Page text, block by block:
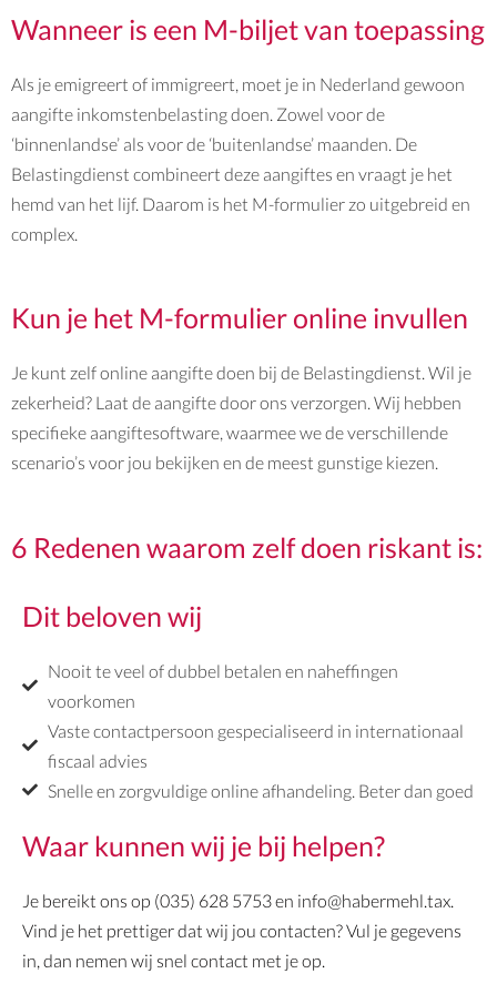
Wanneer is een M-biljet van toepassing
Als je emigreert of immigreert, moet je in Nederland gewoon
aangifte inkomstenbelasting doen. Zowel voor de
‘binnenlandse’ als voor de ‘buitenlandse’ maanden. De
Belastingdienst combineert deze aangiftes en vraagt je het
hemd van het lijf. Daarom is het M-formulier zo uitgebreid en
complex.
Kun je het M-formulier online invullen
Je kunt zelf online aangifte doen bij de Belastingdienst. Wil je
zekerheid? Laat de aangifte door ons verzorgen. Wij hebben
specifieke aangiftesoftware, waarmee we de verschillende
scenario’s voor jou bekijken en de meest gunstige kiezen.
6 Redenen waarom zelf doen riskant is:
Dit beloven wij
Nooit te veel of dubbel betalen en naheffingen
voorkomen
Vaste contactpersoon gespecialiseerd in internationaal
fiscaal advies
Snelle en zorgvuldige online afhandeling. Beter dan goed
Waar kunnen wij je bij helpen?
Je bereikt ons op (035) 628 5753 en info@habermehl.tax.
Vind je het prettiger dat wij jou contacten? Vul je gegevens
in, dan nemen wij snel contact met je op.